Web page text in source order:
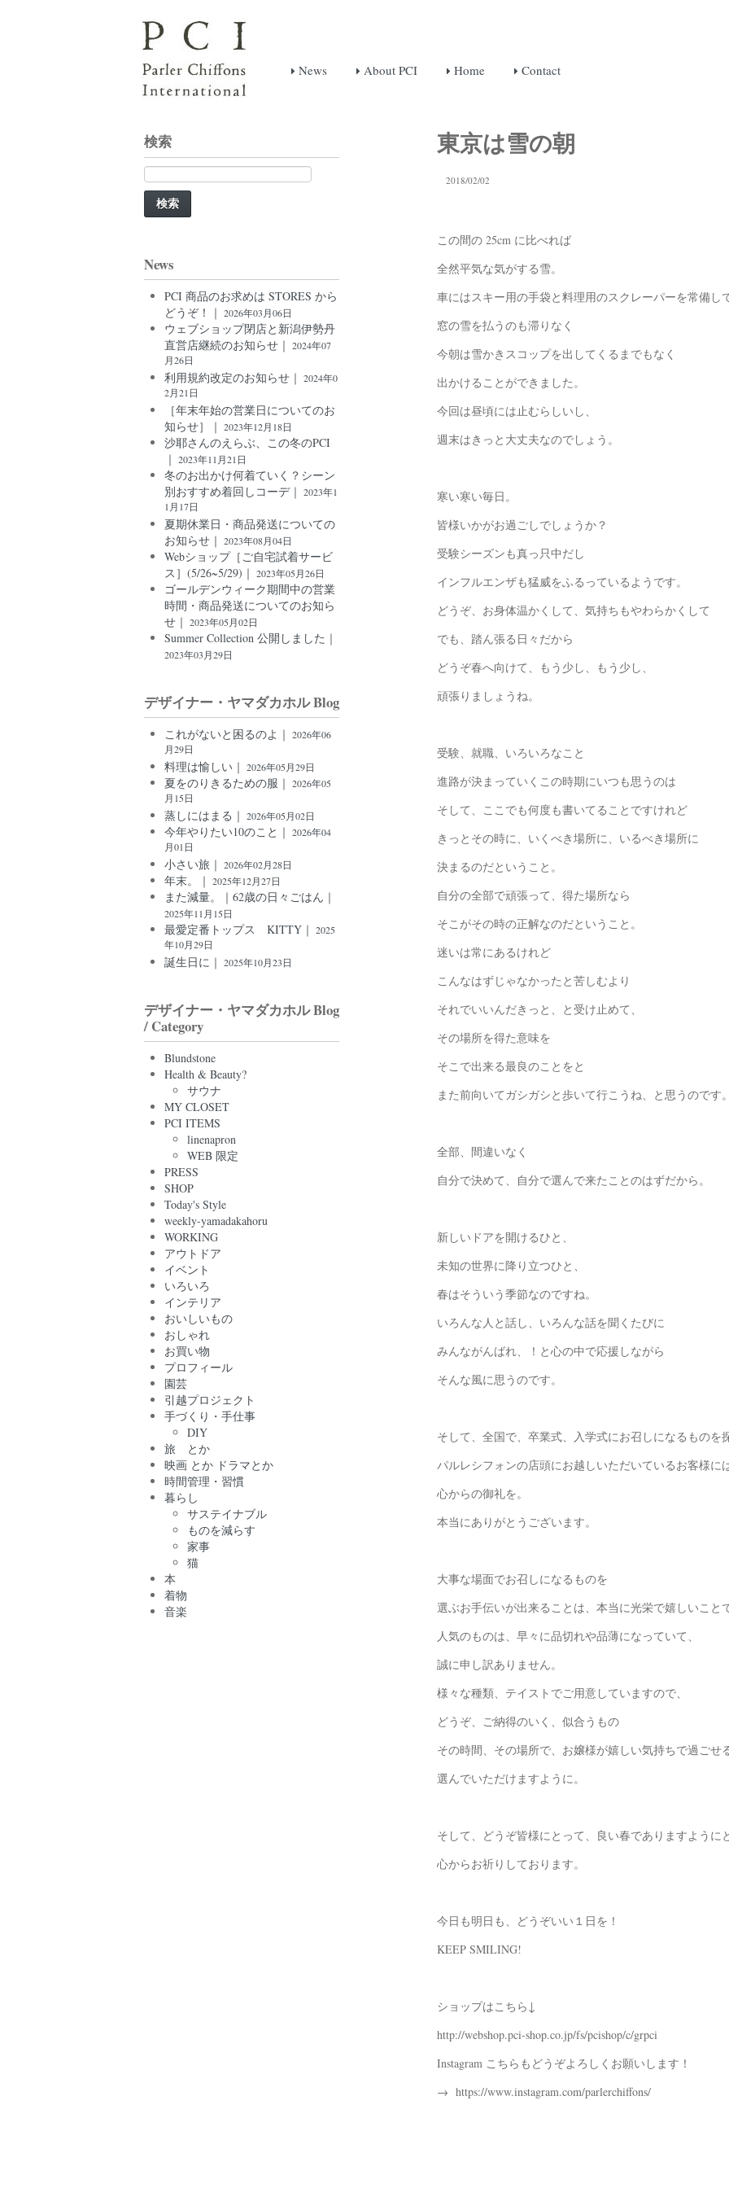
News About PCI Home Contact
東京は雪の朝
2018/02/02
この間の 25cm に比べれば
全然平気な気がする雪。
車にはスキー用の手袋と料理用のスクレーパーを常備し
窓の雪を払うのも滞りなく
今朝は雪かきスコップを出してくるまでもなく
出かけることができました。
今回は昼頃には止むらしいし、
週末はきっと大丈夫なのでしょう。
寒い寒い毎日。
皆様いかがお過ごしでしょうか？
受験シーズンも真っ只中だし
インフルエンザも猛威をふるっているようです。
どうぞ、お身体温かくして、気持ちもやわらかくして
でも、踏ん張る日々だから
どうぞ春へ向けて、もう少し、もう少し、
頑張りましょうね。
受験、就職、いろいろなこと
進路が決まっていくこの時期にいつも思うのは
そして、ここでも何度も書いてることですけれど
きっとその時に、いくべき場所に、いるべき場所に
決まるのだということ。
自分の全部で頑張って、得た場所なら
そこがその時の正解なのだということ。
迷いは常にあるけれど
こんなはずじゃなかったと苦しむより
それでいいんだきっと、と受け止めて、
その場所を得た意味を
そこで出来る最良のことをと
また前向いてガシガシと歩いて行こうね、と思うのです。
全部、間違いなく
自分で決めて、自分で選んで来たことのはずだから。
新しいドアを開けるひと、
未知の世界に降り立つひと、
春はそういう季節なのですね。
いろんな人と話し、いろんな話を聞くたびに
みんながんばれ、！と心の中で応援しながら
そんな風に思うのです。
そして、全国で、卒業式、入学式にお召しになるものを
パルレシフォンの店頭にお越しいただいているお客様に
心からの御礼を。
本当にありがとうございます。
大事な場面でお召しになるものを
選ぶお手伝いが出来ることは、本当に光栄で嬉しいこと
人気のものは、早々に品切れや品薄になっていて、
誠に申し訳ありません。
様々な種類、テイストでご用意していますので、
どうぞ、ご納得のいく、似合うもの
その時間、その場所で、お嬢様が嬉しい気持ちで過ごせ
選んでいただけますように。
そして、どうぞ皆様にとって、良い春でありますように
心からお祈りしております。
今日も明日も、どうぞいい１日を！
KEEP SMILING!
ショップはこちら↓
http://webshop.pci-shop.co.jp/fs/pcishop/c/grpci
Instagram こちらもどうぞよろしくお願いします！
→ https://www.instagram.com/parlerchiffons/
検索
検
索:
News
PCI 商品のお求めは STORES から
どうぞ！｜ 2026年03月06日
ウェブショップ閉店と新潟伊勢丹
直営店継続のお知らせ｜ 2024年07
月26日
利用規約改定のお知らせ｜ 2024年0
2月21日
［年末年始の営業日についてのお
知らせ］｜ 2023年12月18日
沙耶さんのえらぶ、この冬のPCI
｜ 2023年11月21日
冬のお出かけ何着ていく？シーン
別おすすめ着回しコーデ｜ 2023年1
1月17日
夏期休業日・商品発送についての
お知らせ｜ 2023年08月04日
Webショップ［ご自宅試着サービ
ス］(5/26~5/29)｜ 2023年05月26日
ゴールデンウィーク期間中の営業
時間・商品発送についてのお知ら
せ｜ 2023年05月02日
Summer Collection 公開しました｜
2023年03月29日
デザイナー・ヤマダカホル Blog
これがないと困るのよ｜ 2026年06
月29日
料理は愉しい｜ 2026年05月29日
夏をのりきるための服｜ 2026年05
月15日
蒸しにはまる｜ 2026年05月02日
今年やりたい10のこと｜ 2026年04
月01日
小さい旅｜ 2026年02月28日
年末。｜ 2025年12月27日
また減量。｜62歳の日々ごはん｜
2025年11月15日
最愛定番トップス KITTY｜ 2025
年10月29日
誕生日に｜ 2025年10月23日
デザイナー・ヤマダカホル Blog
/ Category
Blundstone
Health & Beauty?
サウナ
MY CLOSET
PCI ITEMS
linenapron
WEB 限定
PRESS
SHOP
Today's Style
weekly-yamadakahoru
WORKING
アウトドア
イベント
いろいろ
インテリア
おいしいもの
おしゃれ
お買い物
プロフィール
園芸
引越プロジェクト
手づくり・手仕事
DIY
旅 とか
映画 とか ドラマとか
時間管理・習慣
暮らし
サステイナブル
ものを減らす
家事
猫
本
着物
音楽